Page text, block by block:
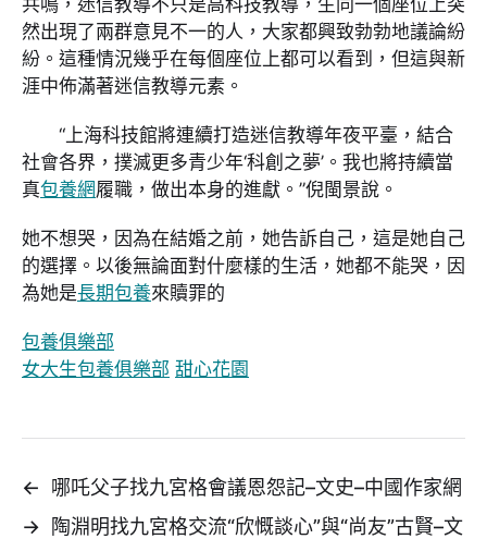
然出現了兩群意見不一的人，大家都興致勃勃地議論紛
紛。這種情況幾乎在每個座位上都可以看到，但這與新
涯中佈滿著迷信教導元素。
“上海科技館將連續打造迷信教導年夜平臺，結合
社會各界，撲滅更多青少年‘科創之夢’。我也將持續當
真包養網履職，做出本身的進獻。”倪閩景說。
她不想哭，因為在結婚之前，她告訴自己，這是她自己
的選擇。以後無論面對什麼樣的生活，她都不能哭，因
為她是長期包養來贖罪的
包養俱樂部
女大生包養俱樂部 甜心花園
←
哪吒父子找九宮格會議恩怨記–文史–中國作家網
→
陶淵明找九宮格交流“欣慨談心”與“尚友”古賢–文